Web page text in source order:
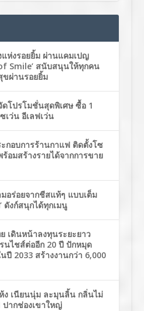
ห่งรอยยิ้ม ผ่านแคมเปญ
Smile’ สนับสนุนให้ทุกคน
ขผ่านรอยยิ้ม
ดโปรโมชั่นสุดพิเศษ ซื้อ 1
เว่น อีเลฟเว่น
กอบการร้านกาแฟ ติดตั้งโซ
อมสร้างรายได้จากการขาย
อร่อยจากชีสแท้ๆ แบบเต็ม
ดังก์สนุกได้ทุกเมนู
เดินหน้าลงทุนระยะยาว
นไชส์ต่ออีก 20 ปี ปักหมุด
ปี 2033 สร้างงานกว่า 6,000
ง เนียนนุ่ม ละมุนลิ้น กลิ่นไม่
ปากช่องเขาใหญ่